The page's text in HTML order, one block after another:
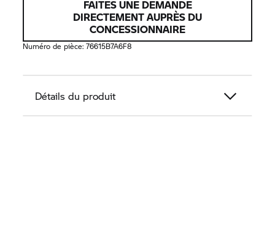
FAITES UNE DEMANDE
DIRECTEMENT AUPRÈS DU
CONCESSIONNAIRE
Numéro de pièce:76615B7A6F8
Détails du produit